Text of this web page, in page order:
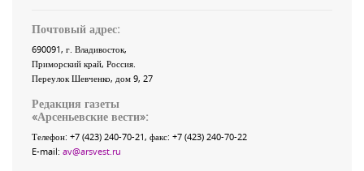
Почтовый адрес:
690091, г. Владивосток,
Приморский край, Россия
Переулок Шевченко, дом 9, 27
Редакция газеты
«Арсеньевские вести»:
Телефон: +7 (423) 240-70-21, факс: +7 (423) 240-70-22
E-mail: av@arsvest.ru